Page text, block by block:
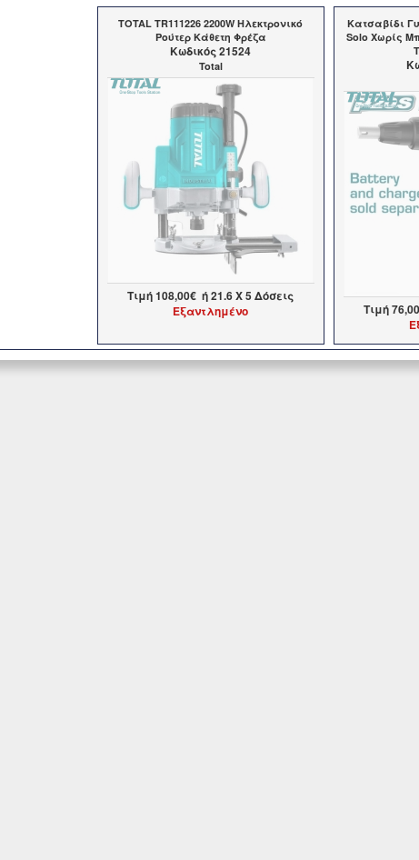
TOTAL TR111226 2200W Ηλεκτρονικό
Ρούτερ Κάθετη Φρέζα
Kωδικός 21524
Total
Τιμή108,00€ ή21.6X 5 Δόσεις
Εξαντλημένο
Κατσαβίδι
Solo Χωρίς
Τιμή